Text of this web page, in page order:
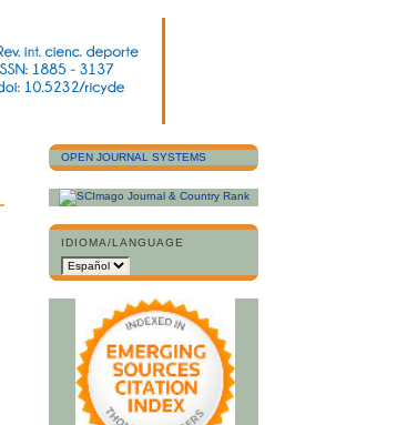
OPEN JOURNAL SYSTEMS
IDIOMA/LANGUAGE